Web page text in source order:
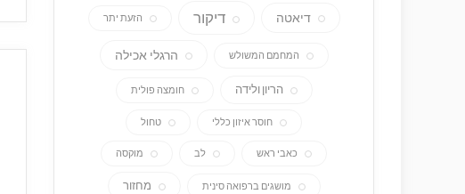
דיאטה דיקור הזעת יתר
המחמם המשולש הרגלי אכילה
הריון ולידה חומצה פולית
חוסר איזון כללי טחול
כאבי ראש לב מוקסה
מושגים ברפואה סינית מחזור